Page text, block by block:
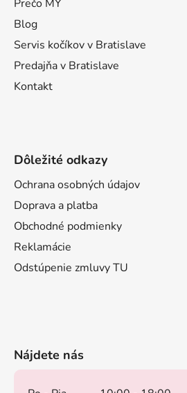
Prečo MY
Blog
Servis kočíkov v Bratislave
Predajňa v Bratislave
Kontakt
Dôležité odkazy
Ochrana osobných údajov
Doprava a platba
Obchodné podmienky
Reklamácie
Odstúpenie zmluvy TU
Nájdete nás